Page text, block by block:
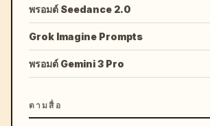
พรอมต์ Seedance 2.0
Grok Imagine Prompts
พรอมต์ Gemini 3 Pro
ตามสื่อ